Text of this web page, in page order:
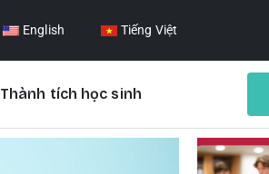
English Tiếng Việt
Thành tích học sinh